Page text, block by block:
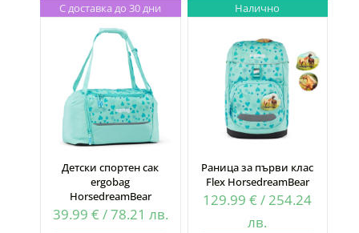
С доставка до 30 дни
Детски спортен сак
ergobag
HorsedreamBear
39.99 € /78.21 лв.
Налично
Раница за първи клас
Flex HorsedreamBear
129.99€ /254.24
лв.